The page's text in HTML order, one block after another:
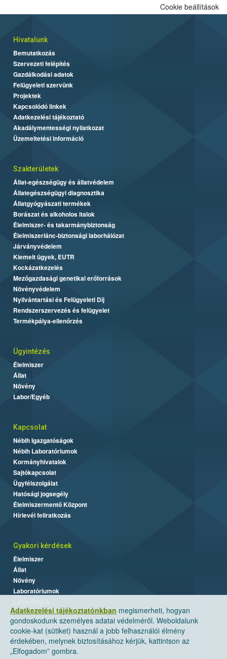
Adatkezelési tájékoztatónkban megismerheti, hogyan
gondoskodunk személyes adatai védelméről. Weboldalunk
cookie-kat (sütiket) használ a jobb felhasználói élmény
érdekében, melynek biztosításához kérjük, kattintson az
„Elfogadom” gombra.
Cookie beállítások
Hivatalunk
Bemutatkozás
Szervezeti felépítés
Gazdálkodási adatok
Felügyeleti szervünk
Projektek
Kapcsolódó linkek
Adatkezelési tájékoztató
Akadálymentességi nyilatkozat
Üzemeltetési információ
Szakterületek
Állat-egészségügy és állatvédelem
Állategészségügyi diagnosztika
Állatgyógyászati termékek
Borászat és alkoholos italok
Élelmiszer- és takarmánybiztonság
Élelmiszerlánc-biztonsági laborhálózat
Járványvédelem
Kiemelt ügyek, EUTR
Kockázatkezelés
Mezőgazdasági genetikai erőforrások
Növényvédelem
Nyilvántartási és Felügyeleti Díj
Rendszerszervezés és felügyelet
Termékpálya-ellenőrzés
Ügyintézés
Élelmiszer
Állat
Növény
Labor/Egyéb
Kapcsolat
Nébih Igazgatóságok
Nébih Laboratóriumok
Kormányhivatalok
Sajtókapcsolat
Ügyfélszolgálat
Hatósági jogsegély
Élelmiszermentő Központ
Hírlevél feliratkozás
Gyakori kérdések
Élelmiszer
Állat
Növény
Laboratóriumok